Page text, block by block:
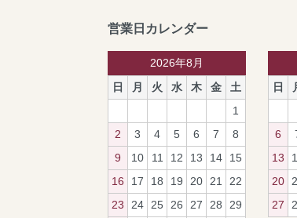
営業日カレンダー
2026年8月
日
月 火 水 木 金
土
1
2
3 4 5 6 7
8
9
10 11 12 13 14
15
16
17 18 19 20 21
22
23
24 25 26 27 28 29
日
6
13
20
27